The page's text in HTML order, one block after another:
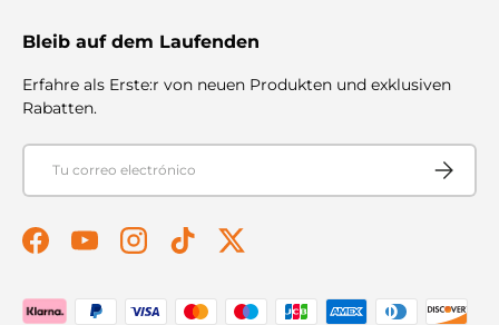
Bleib auf dem Laufenden
Erfahre als Erste:r von neuen Produkten und exklusiven
Rabatten.
Correo electrónico
Suscribir
FacebookYouTubeInstagramTikTokTwitter
Formas de pago aceptadas